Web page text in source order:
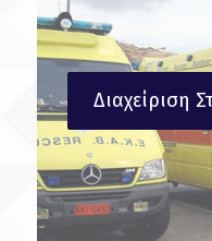
Διαχείριση